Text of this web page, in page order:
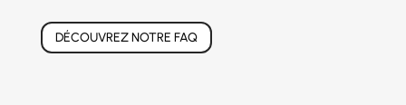
DÉCOUVREZ NOTRE FAQ